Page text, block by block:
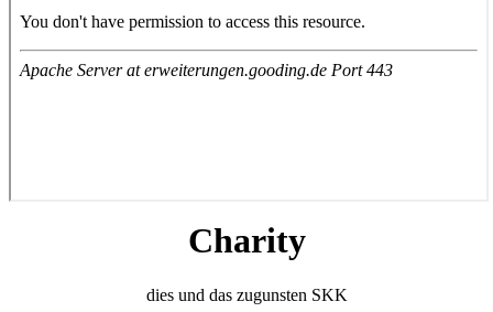
Charity
dies und das zugunsten SKK